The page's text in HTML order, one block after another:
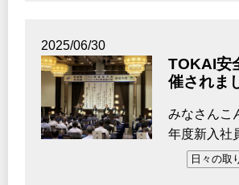
2025/06/30
TOKAI安
催されま
みなさんこ
年度新入社
した、沼
日々の取